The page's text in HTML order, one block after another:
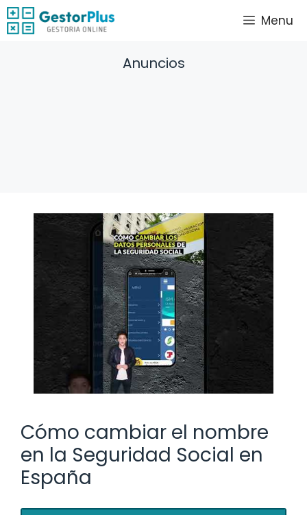
Saltar
al
Menu
Anuncios
Cómo cambiar el nombre
en la Seguridad Social en
España